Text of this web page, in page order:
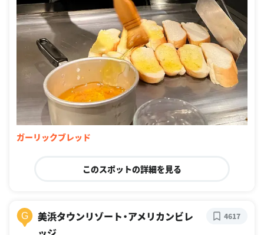
ガーリックブレッド
このスポットの詳細を見る
G
美浜タウンリゾート・アメリカンビレ
4617